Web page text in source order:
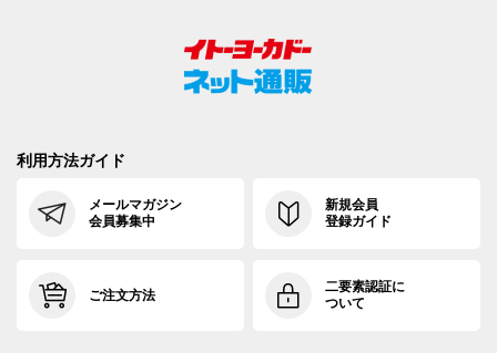
利用方法ガイド
メールマガジン
会員募集中
新規会員
登録ガイド
ご注文方法
二要素認証に
ついて